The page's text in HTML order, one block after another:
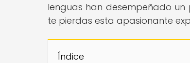
lenguas han desempeñado un
te pierdas esta apasionante
Índice